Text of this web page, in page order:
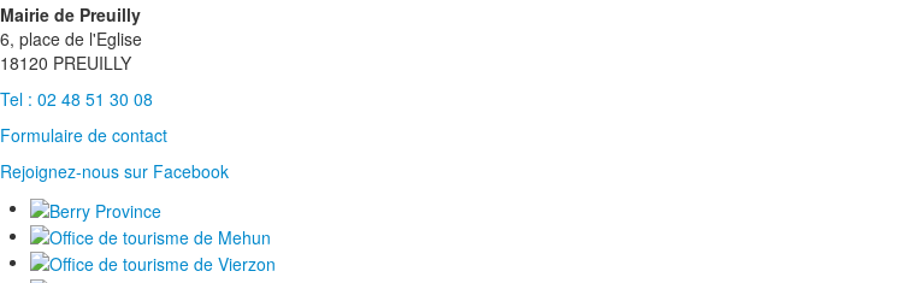
Mairie de Preuilly
6, place de l'Eglise
18120 PREUILLY
Tel : 02 48 51 30 08
Formulaire de contact
Rejoignez-nous sur Facebook